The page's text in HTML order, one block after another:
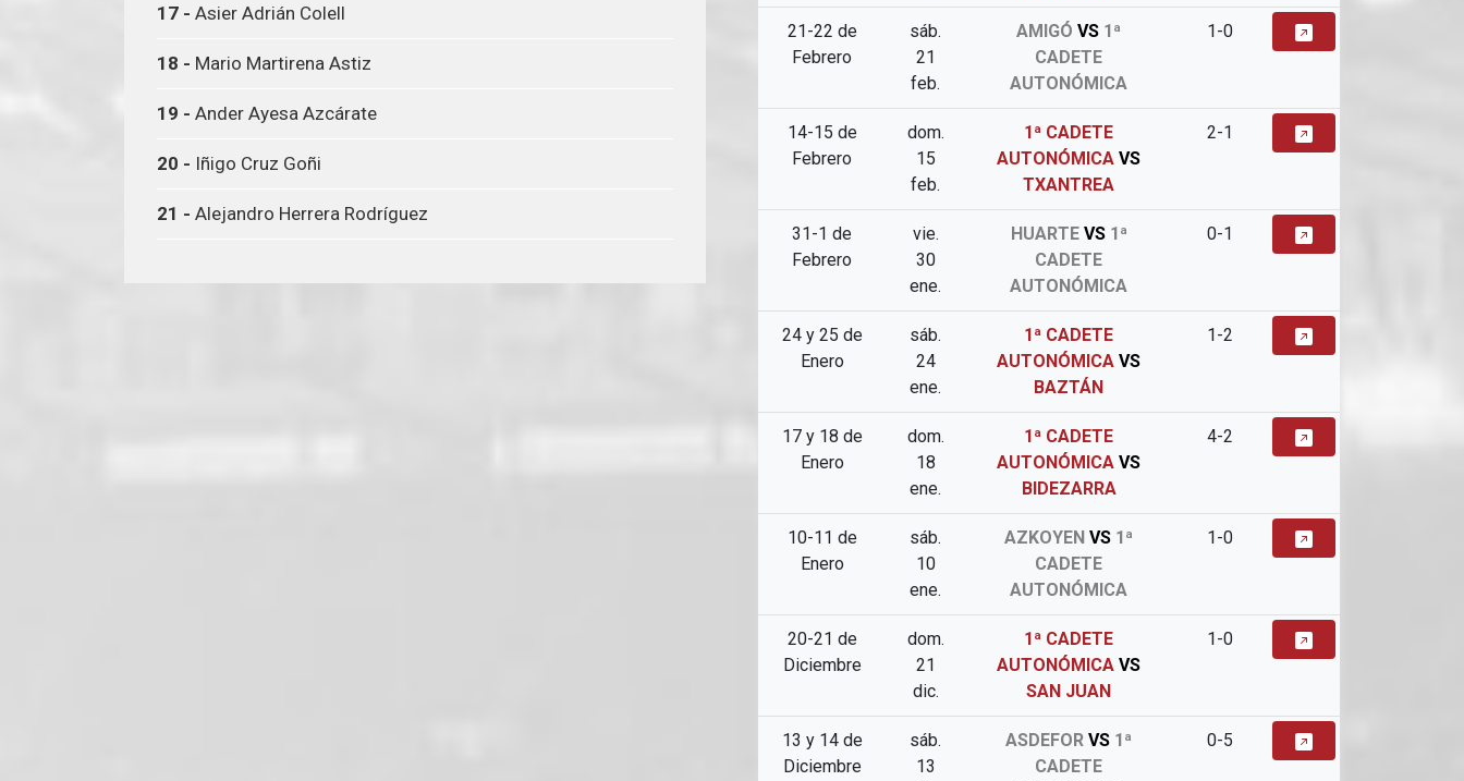
17 - Asier Adrián Colell
18 - Mario Martirena Astiz
19 - Ander Ayesa Azcárate
20 - Iñigo Cruz Goñi
21 - Alejandro Herrera Rodríguez
21-22 de
Febrero
sáb.
21
feb.
AMIGÓ VS 1ª
CADETE
AUTONÓMICA
1-0
14-15 de
Febrero
dom.
15
feb.
1ª CADETE
AUTONÓMICA VS
TXANTREA
2-1
31-1 de
Febrero
vie.
30
ene.
HUARTE VS1ª
CADETE
AUTONÓMICA
0-1
24 y 25 de
Enero
sáb.
24
ene.
1ª CADETE
AUTONÓMICA VS
BAZTÁN
1-2
17 y 18 de
Enero
dom.
18
ene.
1ª CADETE
AUTONÓMICA VS
BIDEZARRA
4-2
10-11 de
Enero
sáb.
10
ene.
AZKOYEN VS 1ª
CADETE
AUTONÓMICA
1-0
20-21 de
Diciembre
dom.
21
dic.
1ª CADETE
AUTONÓMICA VS
SAN JUAN
1-0
13 y 14 de
Diciembre
sáb.
13
ASDEFOR VS 1ª
CADETE
0-5